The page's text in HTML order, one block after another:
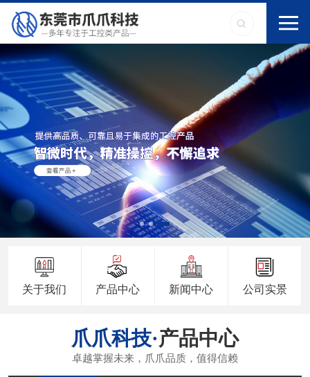
关于我们 产品中心 新闻中心 公司实景
产品中心